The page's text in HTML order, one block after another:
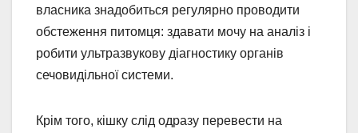
власника знадобиться регулярно проводити
обстеження питомця: здавати мочу на аналіз і
робити ультразвукову діагностику органів
сечовидільної системи.
Крім того, кішку слід одразу перевести на